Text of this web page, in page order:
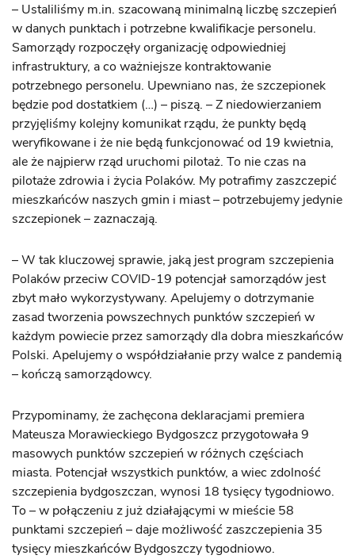
– Ustaliliśmy m.in. szacowaną minimalną liczbę szczepień
w danych punktach i potrzebne kwalifikacje personelu.
Samorządy rozpoczęły organizację odpowiedniej
infrastruktury, a co ważniejsze kontraktowanie
potrzebnego personelu. Upewniano nas, że szczepionek
będzie pod dostatkiem (…) – piszą. – Z niedowierzaniem
przyjęliśmy kolejny komunikat rządu, że punkty będą
weryfikowane i że nie będą funkcjonować od 19 kwietnia,
ale że najpierw rząd uruchomi pilotaż. To nie czas na
pilotaże zdrowia i życia Polaków. My potrafimy zaszczepić
mieszkańców naszych gmin i miast – potrzebujemy jedynie
szczepionek – zaznaczają.
– W tak kluczowej sprawie, jaką jest program szczepienia
Polaków przeciw COVID-19 potencjał samorządów jest
zbyt mało wykorzystywany. Apelujemy o dotrzymanie
zasad tworzenia powszechnych punktów szczepień w
każdym powiecie przez samorządy dla dobra mieszkańców
Polski. Apelujemy o współdziałanie przy walce z pandemią
– kończą samorządowcy.
Przypominamy, że zachęcona deklaracjami premiera
Mateusza Morawieckiego Bydgoszcz przygotowała 9
masowych punktów szczepień w różnych częściach
miasta. Potencjał wszystkich punktów, a wiec zdolność
szczepienia bydgoszczan, wynosi 18 tysięcy tygodniowo.
To – w połączeniu z już działającymi w mieście 58
punktami szczepień – daje możliwość zaszczepienia 35
tysięcy mieszkańców Bydgoszczy tygodniowo.